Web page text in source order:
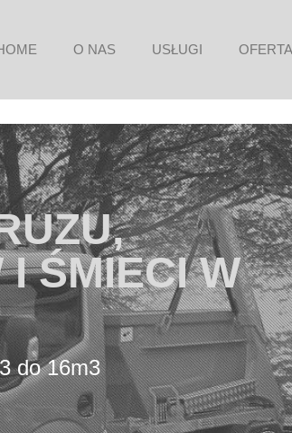
O NAS USŁUGI
I
na terenie Poznania i
ZADZWOŃ I ZAPYTAJ O SZCZEGÓŁY
TEL.795 539 613